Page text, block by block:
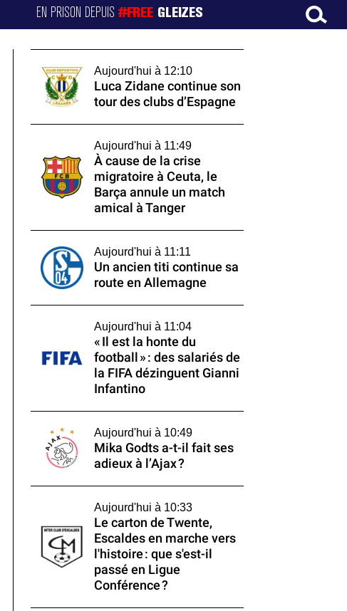
EN PRISON DEPUIS#FREE GLEIZES
Aujourd'hui à 12:10
Luca Zidane continue son
tour des clubs d’Espagne
Aujourd'hui à 11:49
À cause de la crise
migratoire à Ceuta, le
Barça annule un match
amical à Tanger
Aujourd'hui à 11:11
Un ancien titi continue sa
route en Allemagne
Aujourd'hui à 11:04
« Il est la honte du
football » : des salariés de
la FIFA dézinguent Gianni
Infantino
Aujourd'hui à 10:49
Mika Godts a-t-il fait ses
adieux à l’Ajax ?
Aujourd'hui à 10:33
Le carton de Twente,
Escaldes en marche vers
l'histoire : que s'est-il
passé en Ligue
Conférence ?